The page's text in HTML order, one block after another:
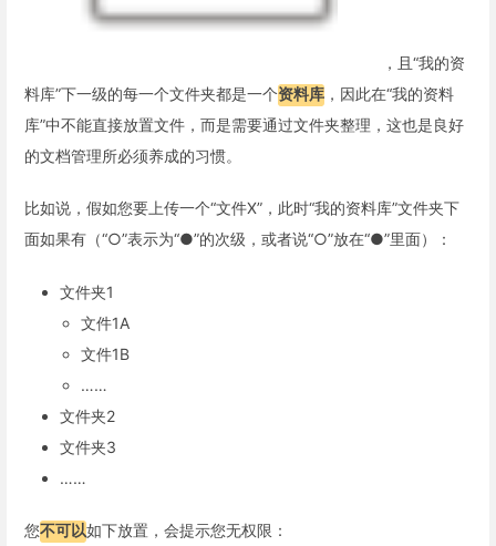
，且“我的资
料库”下一级的每一个文件夹都是一个资料库 ，因此在“我的资料
库”中不能直接放置文件，而是需要通过文件夹整理，这也是良好
的文档管理所必须养成的习惯。
比如说，假如您要上传一个“文件X”，此时“我的资料库”文件夹下
面如果有（“○”表示为“●”的次级，或者说“○”放在“●”里面）：
文件夹1
文件1A
文件1B
……
文件夹2
文件夹3
……
您不可以如下放置，会提示您无权限：